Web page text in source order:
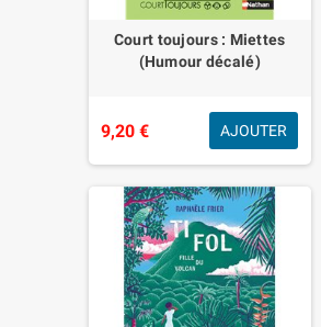
Court toujours : Miettes
(Humour décalé)
9,20 € AJOUTER